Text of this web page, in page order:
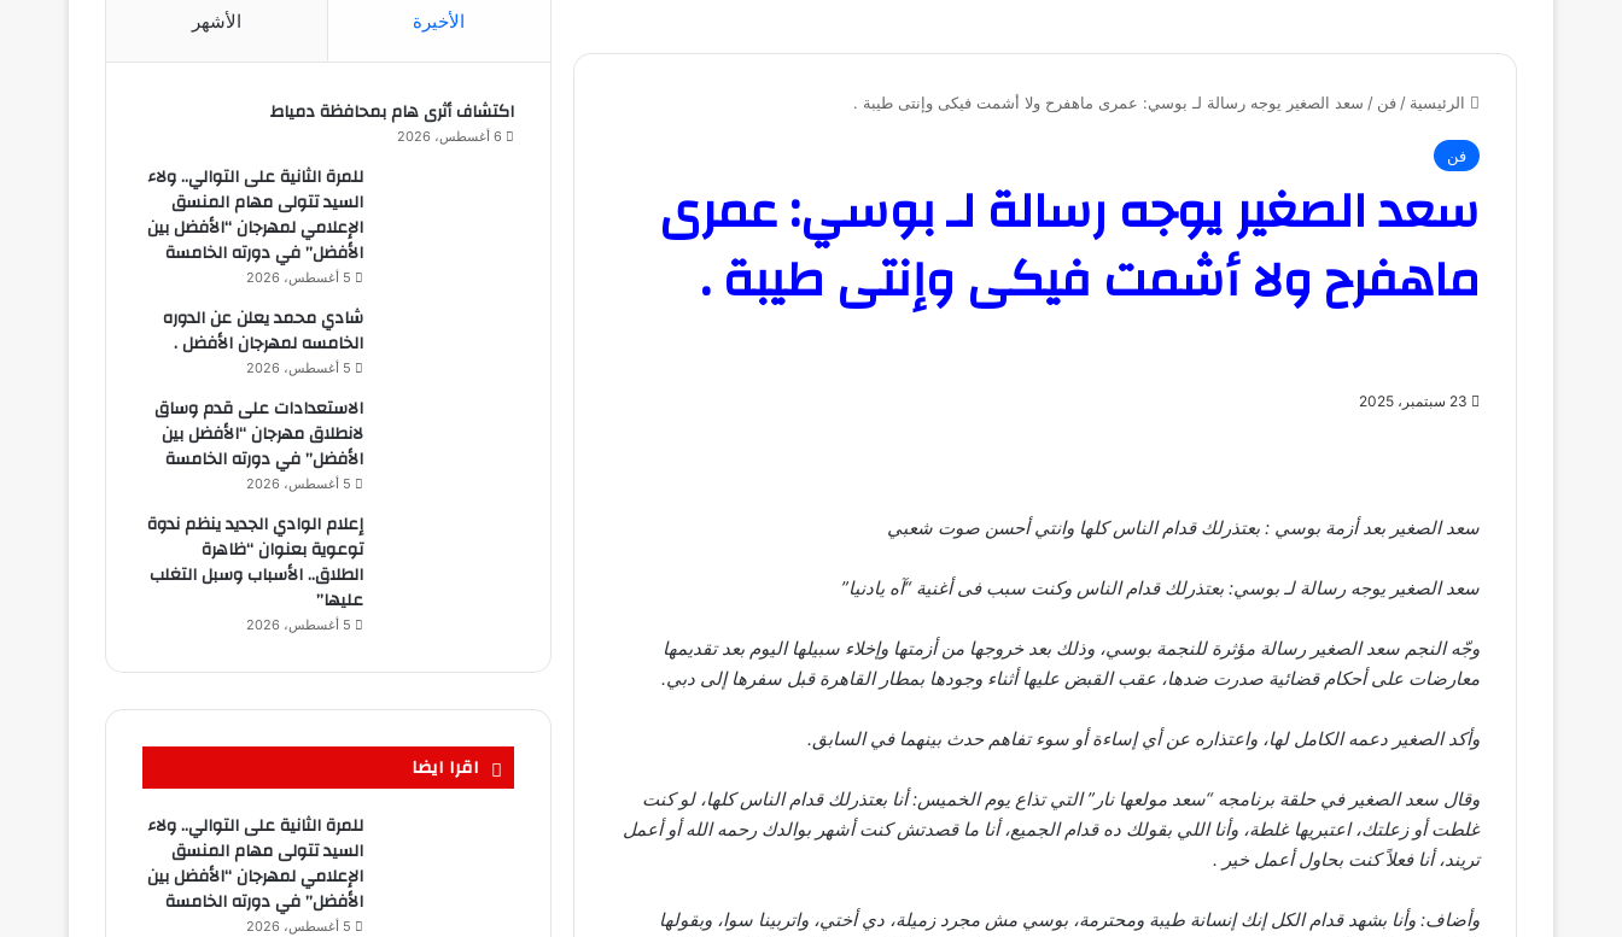
الرئيسية / فن / سعد الصغير يوجه رسالة لـ بوسي: عمرى ماهفرح ولا أشمت فيكى وإنتى طيبة .
فن
سعد الصغير يوجه رسالة لـ بوسي: عمرى
ماهفرح ولا أشمت فيكى وإنتى طيبة .
23 سبتمبر، 2025
سعد الصغير بعد أزمة بوسي : بعتذرلك قدام الناس كلها وانتي أحسن صوت شعبي
سعد الصغير يوجه رسالة لـ بوسي: بعتذرلك قدام الناس وكنت سبب فى أغنية “آه يادنيا”
وجّه النجم سعد الصغير رسالة مؤثرة للنجمة بوسي، وذلك بعد خروجها من أزمتها وإخلاء سبيلها اليوم بعد تقديمها
معارضات على أحكام قضائية صدرت ضدها، عقب القبض عليها أثناء وجودها بمطار القاهرة قبل سفرها إلى دبي.
وأكد الصغير دعمه الكامل لها، واعتذاره عن أي إساءة أو سوء تفاهم حدث بينهما في السابق.
وقال سعد الصغير في حلقة برنامجه “سعد مولعها نار” التي تذاع يوم الخميس: أنا بعتذرلك قدام الناس كلها، لو كنت
غلطت أو زعلتك، اعتبريها غلطة، وأنا اللي بقولك ده قدام الجميع، أنا ما قصدتش كنت أشهر بوالدك رحمه الله أو أعمل
تريند، أنا فعلاً كنت بحاول أعمل خير .
وأضاف: وأنا بشهد قدام الكل إنك إنسانة طيبة ومحترمة، بوسي مش مجرد زميلة، دي أختي، واتربينا سوا، وبقولها
الأخيرة الأشهر
اكتشاف أثرى هام بمحافظة دمياط
6 أغسطس، 2026
للمرة الثانية على التوالي.. ولاء
السيد تتولى مهام المنسق
الإعلامي لمهرجان “الأفضل بين
الأفضل” في دورته الخامسة
5 أغسطس، 2026
شادي محمد يعلن عن الدوره
الخامسه لمهرجان الأفضل .
5 أغسطس، 2026
الاستعدادات على قدم وساق
لانطلاق مهرجان “الأفضل بين
الأفضل” في دورته الخامسة
5 أغسطس، 2026
إعلام الوادي الجديد ينظم ندوة
توعوية بعنوان “ظاهرة
الطلاق.. الأسباب وسبل التغلب
عليها”
5 أغسطس، 2026
اقرا ايضا
للمرة الثانية على التوالي.. ولاء
السيد تتولى مهام المنسق
الإعلامي لمهرجان “الأفضل بين
الأفضل” في دورته الخامسة
5 أغسطس، 2026